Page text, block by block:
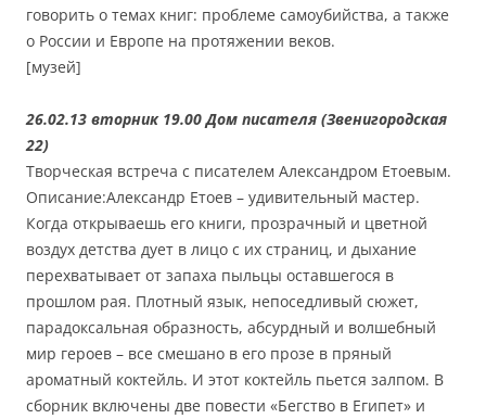
говорить о темах книг: проблеме самоубийства, а также
о России и Европе на протяжении веков.
[музей]
26.02.13 вторник 19.00 Дом писателя (Звенигородская
22)
Творческая встреча с писателем Александром Етоевым.
Описание:Александр Етоев – удивительный мастер.
Когда открываешь его книги, прозрачный и цветной
воздух детства дует в лицо с их страниц, и дыхание
перехватывает от запаха пыльцы оставшегося в
прошлом рая. Плотный язык, непоседливый сюжет,
парадоксальная образность, абсурдный и волшебный
мир героев – все смешано в его прозе в пряный
ароматный коктейль. И этот коктейль пьется залпом. В
сборник включены две повести «Бегство в Египет» и